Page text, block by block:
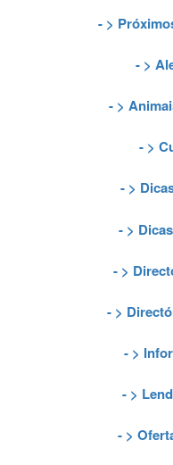
- >
- >
- >
- >
- >
- >
- >
- >
- >
- >
- >